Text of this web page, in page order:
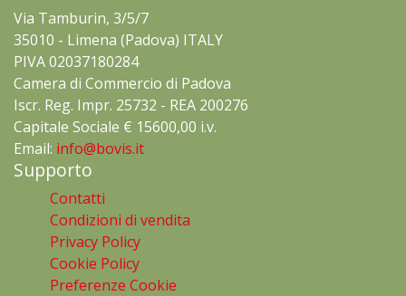
Via Tamburin, 3/5/7
35010 - Limena (Padova) ITALY
PIVA 02037180284
Camera di Commercio di Padova
Iscr. Reg. Impr. 25732 - REA 200276
Capitale Sociale € 15600,00 i.v.
Email: info@bovis.it
Supporto
Contatti
Condizioni di vendita
Privacy Policy
Cookie Policy
Preferenze Cookie